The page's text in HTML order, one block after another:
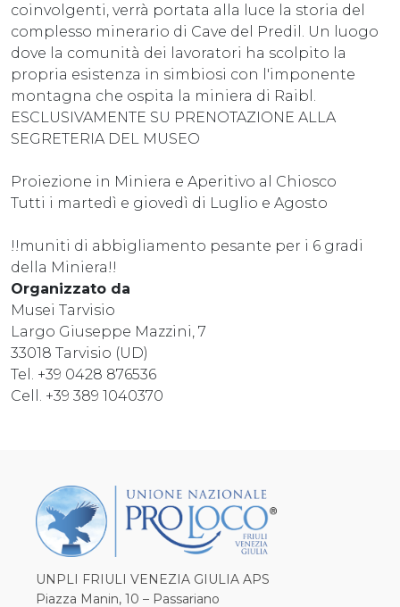
coinvolgenti, verrà portata alla luce la storia del
complesso minerario di Cave del Predil. Un luogo
dove la comunità dei lavoratori ha scolpito la
propria esistenza in simbiosi con l'imponente
montagna che ospita la miniera di Raibl.
ESCLUSIVAMENTE SU PRENOTAZIONE ALLA
SEGRETERIA DEL MUSEO
Proiezione in Miniera e Aperitivo al Chiosco
Tutti i martedì e giovedì di Luglio e Agosto
!!muniti di abbigliamento pesante per i 6 gradi
della Miniera!!
Organizzato da
Musei Tarvisio
Largo Giuseppe Mazzini, 7
33018 Tarvisio (UD)
Tel. +39 0428 876536
Cell. +39 389 1040370
UNPLI FRIULI VENEZIA GIULIA APS
Piazza Manin, 10 – Passariano